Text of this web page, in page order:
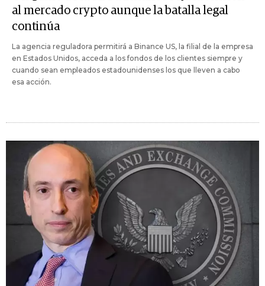
al mercado crypto aunque la batalla legal
continúa
La agencia reguladora permitirá a Binance US, la filial de la empresa
en Estados Unidos, acceda a los fondos de los clientes siempre y
cuando sean empleados estadounidenses los que lleven a cabo
esa acción.